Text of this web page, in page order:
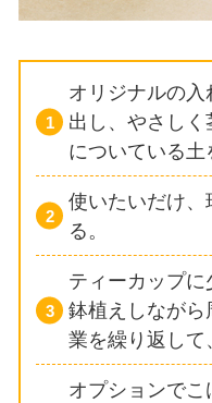
オリジナルの入
出し、やさしく
についている土
使いたいだけ
る。
ティーカップ
鉢植えしながら
業を繰り返して
オプションで